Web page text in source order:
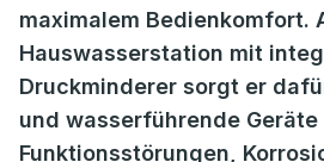
maximalem Bedienkomfort.
Hauswasserstation mit
Druckminderer sorgt er
und wasserführende
Funktionsstörungen,